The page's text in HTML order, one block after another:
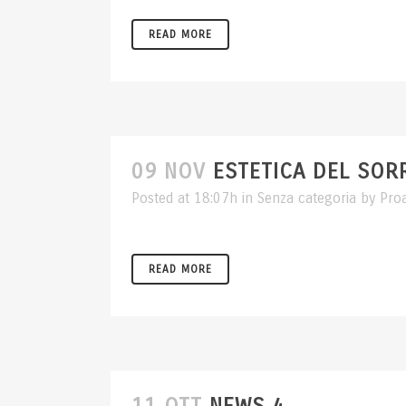
READ MORE
09 NOV ESTETICA DEL
Posted at 18:07h in Senza categoria by
READ MORE